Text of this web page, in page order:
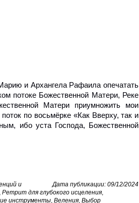
и Архангела Рафаила опечатать
потоке Божественной Матери, Реке
Матери приумножить мои
по восьмёрке «Как Вверху, так и
ибо уста Господа, Божественной
Дата публикации: 09/12/2024
и
Ретрит для глубокого исцеления,
инструменты, Веления, Выбор